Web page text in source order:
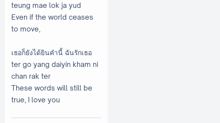
teung mae lok ja yud
Even if the world ceases
to move,
เธอก็ยังได้ยินคำนี้ ฉันรักเธอ
ter go yang daiyin kham ni
chan rak ter
These words will still be
true, I love you